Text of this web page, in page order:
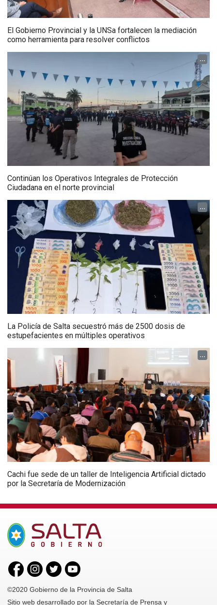
El Gobierno Provincial y la UNSa fortalecen la mediación
como herramienta para resolver conflictos
...
Continúan los Operativos Integrales de Protección
Ciudadana en el norte provincial
...
La Policía de Salta secuestró más de 2500 dosis de
estupefacientes en múltiples operativos
...
Cachi fue sede de un taller de Inteligencia Artificial dictado
por la Secretaría de Modernización
©2020 Gobierno de la Provincia de Salta
Sitio web desarrollado por la Secretaría de Prensa y